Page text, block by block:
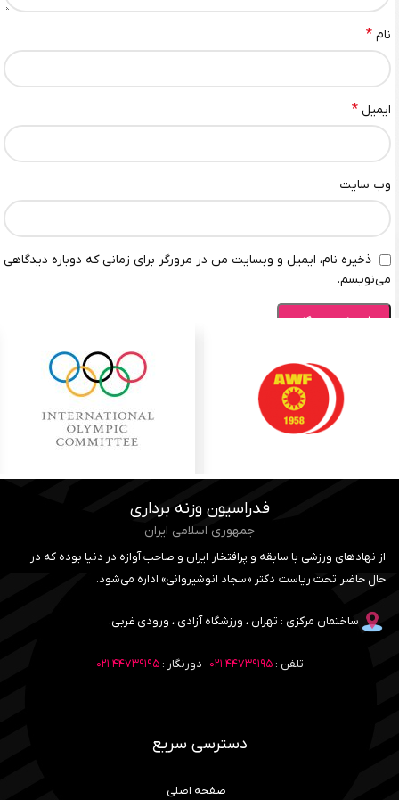
نام *
ایمیل *
وب‌ سایت
ذخیره نام، ایمیل و وبسایت من در مرورگر برای زمانی که دوباره دیدگاهی
می‌نویسم.
فدراسیون وزنه برداری
جمهوری اسلامی ایران
از نهادهای ورزشی با سابقه و پرافتخار ایران و صاحب آوازه در دنیا بوده که در
حال حاضر تحت ریاست دکتر «سجاد انوشیروانی» اداره می‌شود.
ساختمان مرکزی : تهران ، ورزشگاه آزادی ، ورودی غربی.
تلفن :۴۴۷۳۹۱۹۵ ۰۲۱ دورنگار :۴۴۷۳۹۱۹۵ ۰۲۱
دسترسی سریع
صفحه اصلی